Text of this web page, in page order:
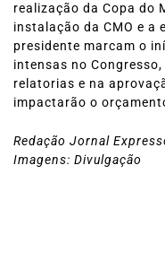
realização da Copa do
instalação da CMO e a
presidente marcam o
intensas no
relatorias e na
impactarão o
Redação Jornal
Imagens: Divulgação